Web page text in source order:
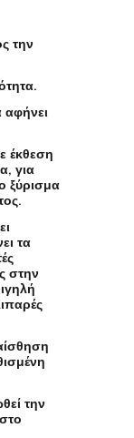
την
έκθεση
για
ξύρισμα
τα
στην
την